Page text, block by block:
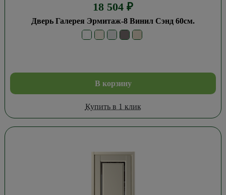
18 504 ₽
Дверь Галерея Эрмитаж-8 Винил Сэнд 60см.
В корзину
Купить в 1 клик